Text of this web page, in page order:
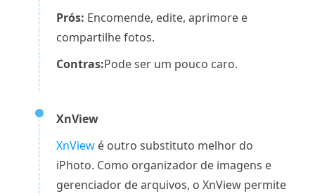
Prós: Encomende, edite, aprimore e
compartilhe fotos.
Contras:Pode ser um pouco caro.
XnView
XnView é outro substituto melhor do
iPhoto. Como organizador de imagens e
gerenciador de arquivos, o XnView permite